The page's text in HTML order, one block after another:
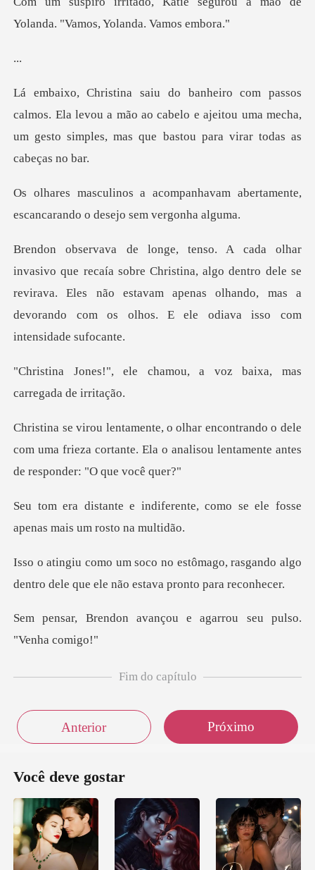
Yolanda. "
.
Ela levou a mão ao cabelo e ajeitou uma mecha,
um gesto si
havam abertamente,
escancarando
Christina, algo dentro dele se
revirava. Eles não estavam apenas olhando,
chamou, a voz baixa, mas
o o dele
com uma frieza cortante. Ela o analisou
rente, como se ele fosse
apen
ago, rasgando algo
dentro dele que e
vançou e agarrou seu
Fim do capítulo
Anterior Próximo
Você deve gostar